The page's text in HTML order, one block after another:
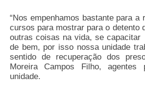
Nota de Falecimento
Notícias
Pautas Nacionais
“Nos empenhamos bastante para a
cursos para mostrar para o detento
outras coisas na vida, se
de bem, por isso nossa unidade
sentido de recuperação dos
Moreira Campos Filho, agentes
unidade.